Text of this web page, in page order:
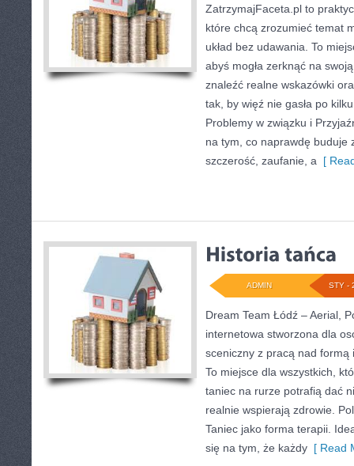
ZatrzymajFaceta.pl to
które chcą zrozumieć temat
układ bez udawania. To
abyś mogła zerknąć na
znaleźć realne wskazówki
tak, by więź nie gasła po
Problemy w związku i
na tym, co naprawdę buduje
szczerość, zaufanie, a [
STY -
ADMIN
Dream Team Łódź – Aerial,
internetowa stworzona dla
sceniczny z pracą nad formą
To miejsce dla wszystkich,
taniec na rurze potrafią dać
realnie wspierają zdrowie.
Taniec jako forma terapii.
się na tym, że każdy [ Read